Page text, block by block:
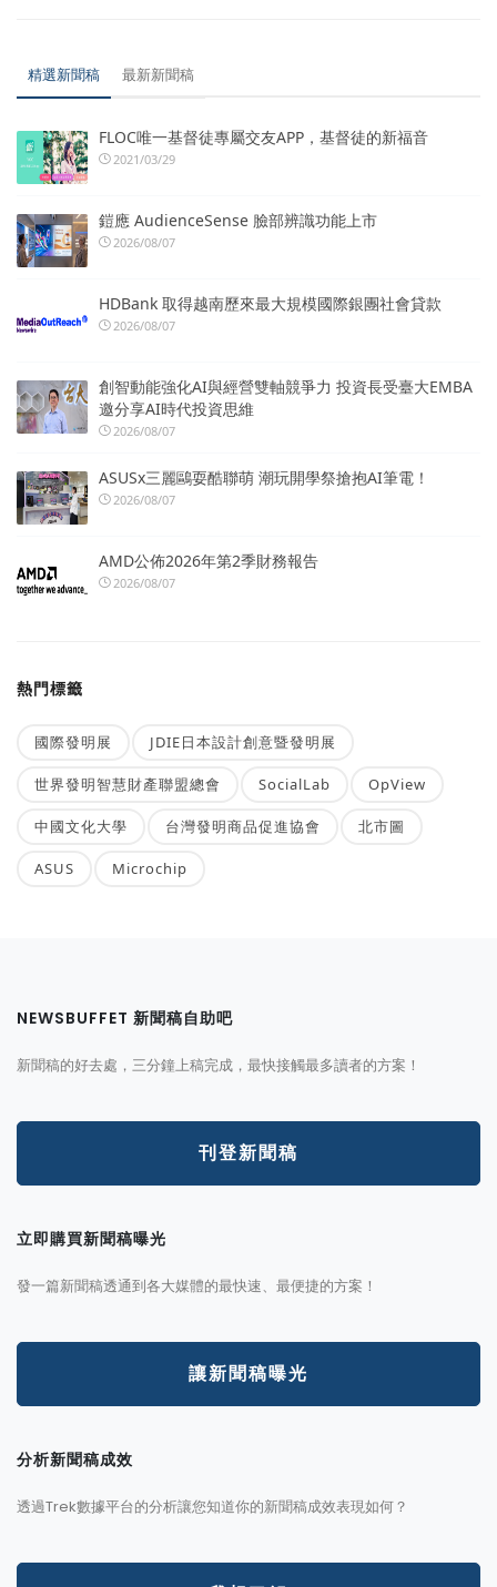
精選新聞稿 最新新聞稿
FLOC唯一基督徒專屬交友APP，基督徒的新福音
2021/03/29
鎧應 AudienceSense 臉部辨識功能上市
2026/08/07
HDBank 取得越南歷來最大規模國際銀團社會貸款
2026/08/07
創智動能強化AI與經營雙軸競爭力 投資長受臺大EMBA
邀分享AI時代投資思維
2026/08/07
ASUSx三麗鷗耍酷聯萌 潮玩開學祭搶抱AI筆電！
2026/08/07
AMD公佈2026年第2季財務報告
2026/08/07
熱門標籤
國際發明展 JDIE日本設計創意暨發明展
世界發明智慧財產聯盟總會 SocialLab OpView
中國文化大學 台灣發明商品促進協會 北市圖
ASUS Microchip
NEWSBUFFET 新聞稿自助吧
新聞稿的好去處，三分鐘上稿完成，最快接觸最多讀者的方案！
刊登新聞稿
立即購買新聞稿曝光
發一篇新聞稿透通到各大媒體的最快速、最便捷的方案！
讓新聞稿曝光
分析新聞稿成效
透過Trek數據平台的分析讓您知道你的新聞稿成效表現如何？